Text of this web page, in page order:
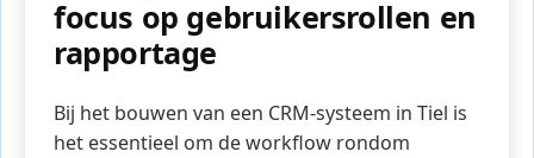
focus op gebruikersrollen en
rapportage
Bij het bouwen van een CRM-systeem in Tiel is
het essentieel om de workflow rondom